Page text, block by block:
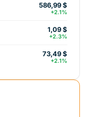
586,99 $
+2.1%
1,09 $
+2.3%
73,49 $
+2.1%